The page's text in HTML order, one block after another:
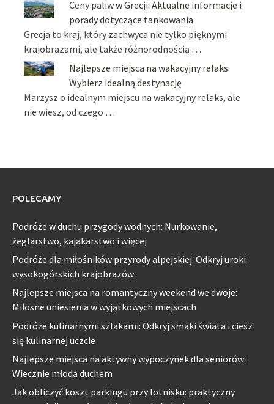
Ceny paliw w Grecji: Aktualne informacje i
porady dotyczące tankowania
Grecja to kraj, który zachwyca nie tylko pięknymi
krajobrazami, ale także różnorodnością …
Najlepsze miejsca na wakacyjny relaks:
Wybierz idealną destynację
Marzysz o idealnym miejscu na wakacyjny relaks, ale
nie wiesz, od czego …
POLECAMY
Podróże w duchu przygody wodnych: Nurkowanie,
żeglarstwo, kajakarstwo i więcej
Podróże dla miłośników przyrody alpejskiej: Odkryj uroki
wysokogórskich krajobrazów
Najlepsze miejsca na romantyczny weekend we dwoje:
Miłosne uniesienia w wyjątkowych miejscach
Podróże kulinarnymi szlakami: Odkryj smaki świata i ciesz
się kulinarnej uczcie
Najlepsze miejsca na aktywny wypoczynek dla seniorów:
Wiecznie młoda duchem
Jak obliczyć koszt parkingu przy lotnisku: praktyczny